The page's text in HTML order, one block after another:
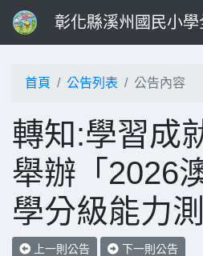
彰化縣溪州國民小學
首頁 公告列表 公告內容
轉知:學習成
舉辦「2026
學分級能力測
上一則公告 下一則公告